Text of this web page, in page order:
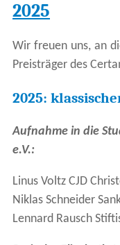
2025
Wir freuen uns, an
Preisträger des
2025:
Aufnahme in die
e.V.:
Linus Voltz CJD
Niklas Schneider
Lennard Rausch